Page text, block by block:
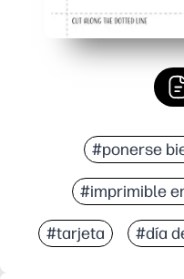
#ponerse
#imprimible
#tarjeta #día